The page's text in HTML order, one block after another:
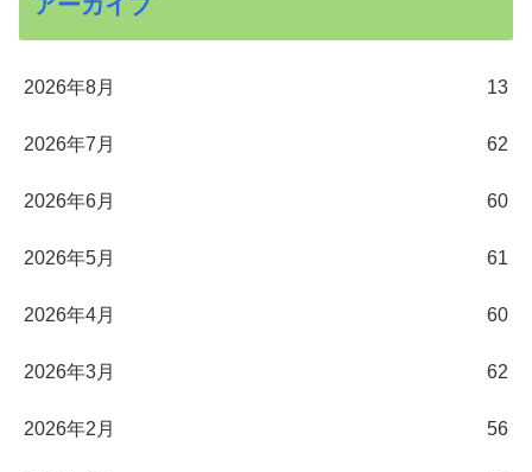
アーカイブ
2026年8月 13
2026年7月 62
2026年6月 60
2026年5月 61
2026年4月 60
2026年3月 62
2026年2月 56